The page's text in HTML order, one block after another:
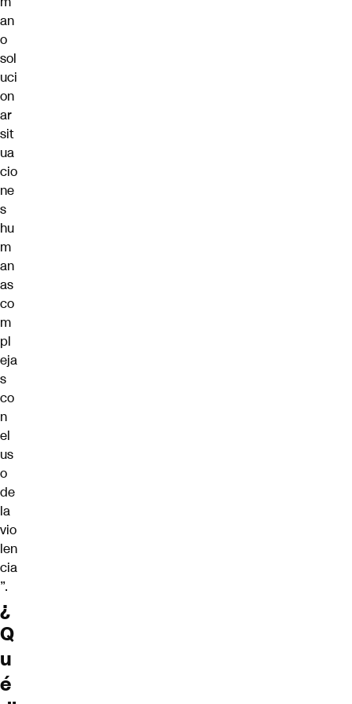
an
o
sol
uci
on
ar
sit
ua
cio
ne
s
hu
m
an
as
co
m
pl
eja
s
co
n
el
us
o
de
la
vio
len
cia
”.
¿
Q
u
é